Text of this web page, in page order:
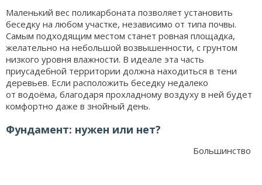
Маленький вес поликарбоната позволяет установить
беседку на любом участке, независимо от типа почвы.
Самым подходящим местом станет ровная площадка,
желательно на небольшой возвышенности, с грунтом
низкого уровня влажности. В идеале эта часть
приусадебной территории должна находиться в тени
деревьев. Если расположить беседку недалеко
от водоёма, благодаря прохладному воздуху в ней будет
комфортно даже в знойный день.
Фундамент: нужен или нет?
Большинство